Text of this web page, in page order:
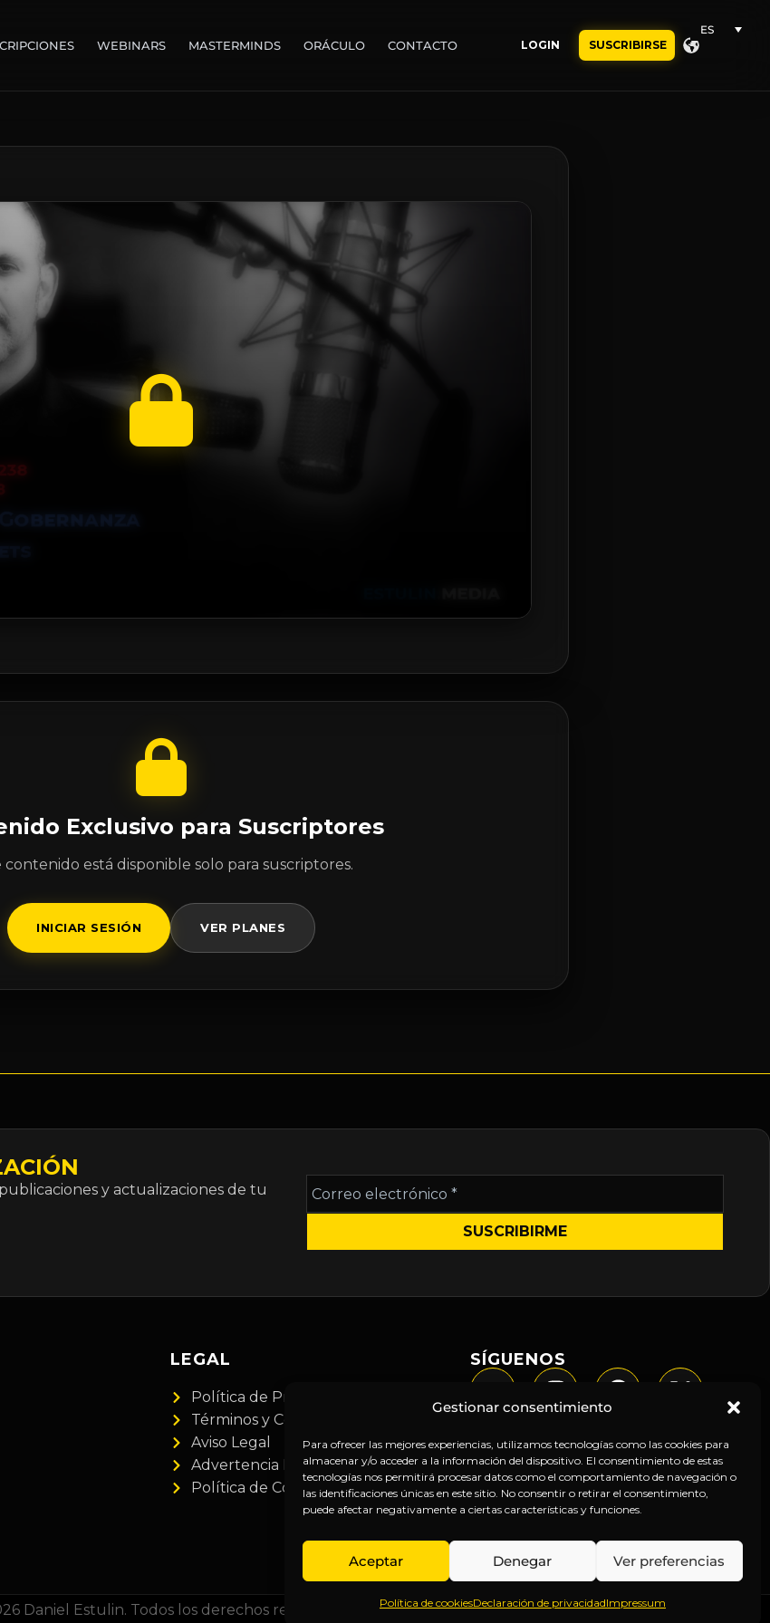
Gestionar consentimiento
Para ofrecer las mejores experiencias, utilizamos tecnologías como las cookies para
almacenar y/o acceder a la información del dispositivo. El consentimiento de estas
tecnologías nos permitirá procesar datos como el comportamiento de navegación o
las identificaciones únicas en este sitio. No consentir o retirar el consentimiento,
puede afectar negativamente a ciertas características y funciones.
Aceptar Denegar Ver preferencias
Política de cookiesDeclaración de privacidadImpressum
WEBINARS MASTERMINDS ORÁCULO CONTACTO LOGIN SUSCRIBIRSE
ES
Exclusivo para Suscriptores
contenido está disponible solo para suscriptores.
INICIAR SESIÓN VER PLANES
y actualizaciones de tu
Correo
electrónico
*
LEGAL
Política de Privacidad
Términos y Condiciones
Aviso Legal
Advertencia Financiera
Política de Cookies
SÍGUENOS
Daniel Estulin. Todos los derechos reservados.